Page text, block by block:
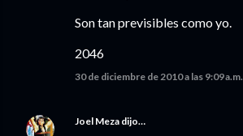
Son tan previsibles como yo.
2046
30 de diciembre de 2010 a las 9:09 a.m.
Joel Meza dijo…